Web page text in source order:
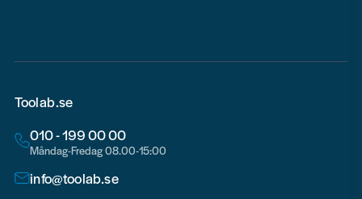
Toolab.se
010 - 199 00 00
Måndag-Fredag 08.00-15:00
info@toolab.se